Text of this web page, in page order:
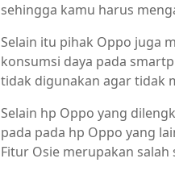
sehingga kamu harus
Selain itu pihak Oppo juga
konsumsi daya pada
tidak digunakan agar tidak
Selain hp Oppo yang
pada pada hp Oppo yang
Fitur Osie merupakan